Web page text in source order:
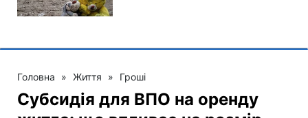
Головна » Життя » Гроші
Субсидія для ВПО на оренду